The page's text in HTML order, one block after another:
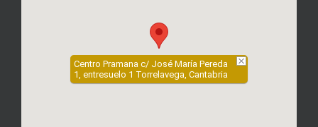
Centro Pramana c/ José María Pereda
1, entresuelo 1 Torrelavega, Cantabria